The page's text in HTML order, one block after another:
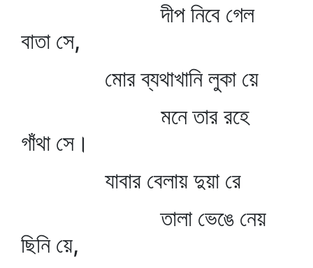
দীপ নিবে গেল
বাতা সে,
মোর ব্যথাখানি লুকা য়ে
মনে তার রহে
গাঁথা সে।
যাবার বেলায় দুয়া রে
তালা ভেঙে নেয়
ছিনি য়ে,